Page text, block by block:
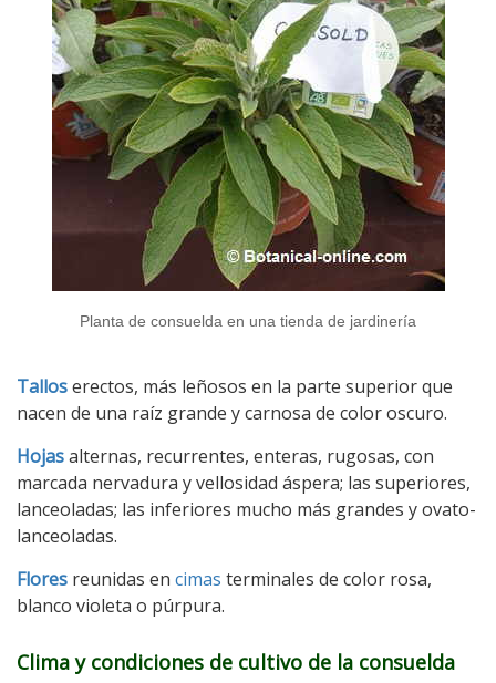
Planta de consuelda en una tienda de jardinería
Talloserectos, más leñosos en la parte superior que
nacen de una raíz grande y carnosa de color oscuro.
Hojasalternas, recurrentes, enteras, rugosas, con
marcada nervadura y vellosidad áspera; las superiores,
lanceoladas; las inferiores mucho más grandes y ovato-
lanceoladas.
Flores reunidas en cimas terminales de color rosa,
blanco violeta o púrpura.
Clima y condiciones de cultivo de la consuelda